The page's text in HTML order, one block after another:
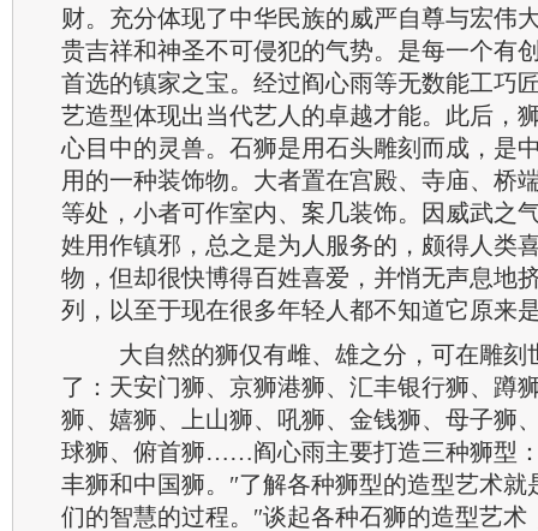
财。充分体现了中华民族的威严自尊与宏伟
贵吉祥和神圣不可侵犯的气势。是每一个有
首选的镇家之宝。经过阎心雨等无数能工巧
艺造型体现出当代艺人的卓越才能。此后，
心目中的灵兽。石狮是用石头雕刻而成，是
用的一种装饰物。大者置在宫殿、寺庙、桥
等处，小者可作室内、案几装饰。因威武之
姓用作镇邪，总之是为人服务的，颇得人类
物，但却很快博得百姓喜爱，并悄无声息地
列，以至于现在很多年轻人都不知道它原来
大自然的狮仅有雌、雄之分，可在雕刻
了：天安门狮、京狮港狮、汇丰银行狮、蹲
狮、嬉狮、上山狮、吼狮、金钱狮、母子狮
球狮、俯首狮……阎心雨主要打造三种狮型
丰狮和中国狮。″了解各种狮型的造型艺术就
们的智慧的过程。″谈起各种石狮的造型艺术